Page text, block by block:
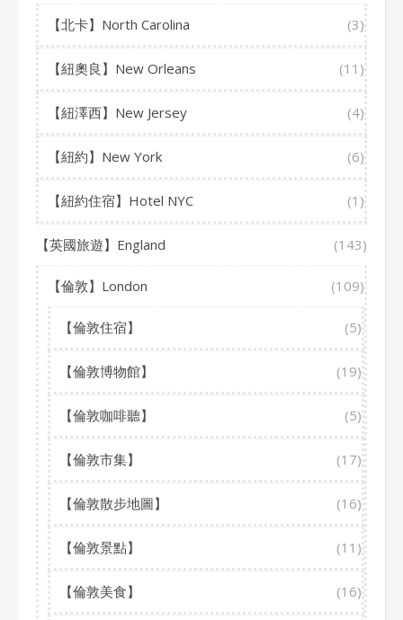
【北卡】North Carolina (3)
【紐奧良】New Orleans (11)
【紐澤西】New Jersey (4)
【紐約】New York (6)
【紐約住宿】Hotel NYC (1)
【英國旅遊】England (143)
【倫敦】London (109)
【倫敦住宿】 (5)
【倫敦博物館】 (19)
【倫敦咖啡聽】 (5)
【倫敦市集】 (17)
【倫敦散步地圖】 (16)
【倫敦景點】 (11)
【倫敦美食】 (16)